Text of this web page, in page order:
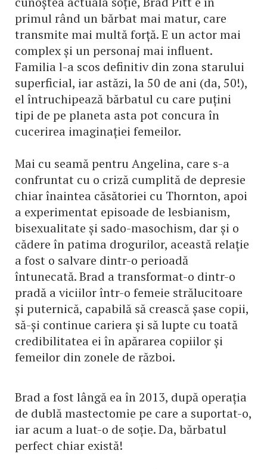
primul rând un bărbat mai matur, care
transmite mai multă forță. E un actor mai
complex și un personaj mai influent.
Familia l-a scos definitiv din zona starului
superficial, iar astăzi, la 50 de ani (da, 50!),
el întruchipează bărbatul cu care puțini
tipi de pe planeta asta pot concura în
cucerirea imaginației femeilor.
Mai cu seamă pentru Angelina, care s-a
confruntat cu o criză cumplită de depresie
chiar înaintea căsătoriei cu Thornton, apoi
a experimentat episoade de lesbianism,
bisexualitate și sado-masochism, dar și o
cădere în patima drogurilor, această relație
a fost o salvare dintr-o perioadă
întunecată. Brad a transformat-o dintr-o
pradă a viciilor într-o femeie strălucitoare
și puternică, capabilă să crească șase copii,
să-și continue cariera și să lupte cu toată
credibilitatea ei în apărarea copiilor și
femeilor din zonele de război.
Brad a fost lângă ea în 2013, după operația
de dublă mastectomie pe care a suportat-o,
iar acum a luat-o de soție. Da, bărbatul
perfect chiar există!